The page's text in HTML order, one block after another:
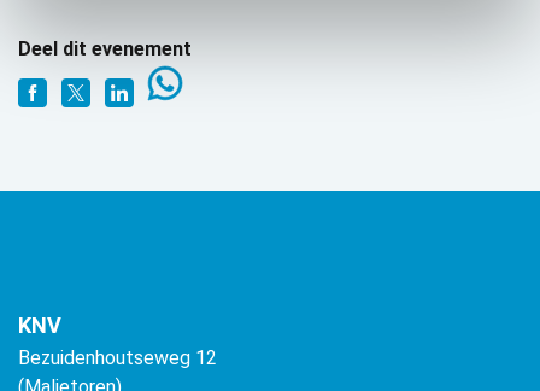
Deel dit evenement
KNV
Bezuidenhoutseweg 12